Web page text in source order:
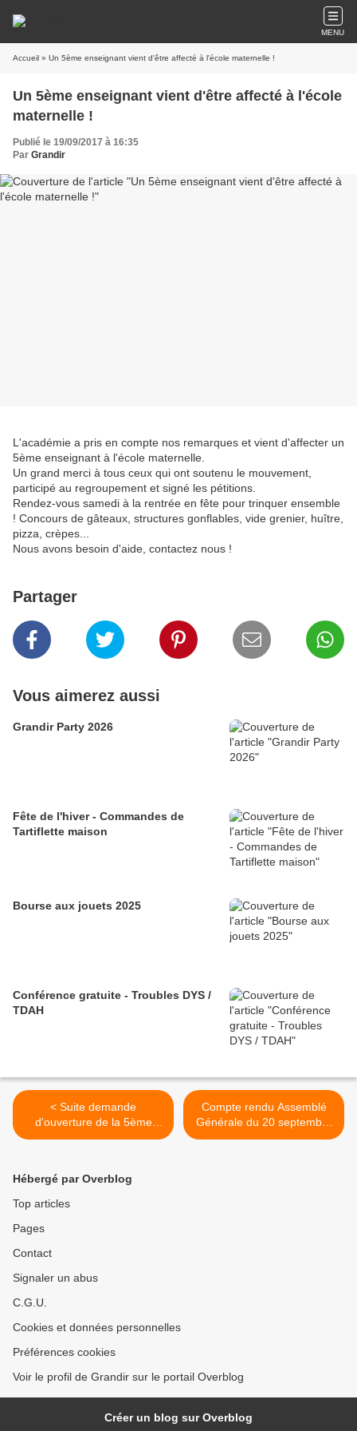
MENU
Accueil » Un 5ème enseignant vient d'être affecté à l'école maternelle !
Un 5ème enseignant vient d'être affecté à l'école
maternelle !
Publié le 19/09/2017 à 16:35
Par Grandir
L'académie a pris en compte nos remarques et vient d'affecter un
5ème enseignant à l'école maternelle.
Un grand merci à tous ceux qui ont soutenu le mouvement,
participé au regroupement et signé les pétitions.
Rendez-vous samedi à la rentrée en fête pour trinquer ensemble
! Concours de gâteaux, structures gonflables, vide grenier, huître,
pizza, crèpes...
Nous avons besoin d'aide, contactez nous !
Partager
Vous aimerez aussi
Grandir Party 2026
Fête de l'hiver - Commandes de
Tartiflette maison
Bourse aux jouets 2025
Conférence gratuite - Troubles DYS /
TDAH
< Suite demande
d'ouverture de la 5ème
classe en maternelle
Compte rendu Assemblé
Générale du 20 septembre
>
Hébergé par Overblog
Top articles
Pages
Contact
Signaler un abus
C.G.U.
Cookies et données personnelles
Préférences cookies
Voir le profil de Grandir sur le portail Overblog
Créer un blog sur Overblog